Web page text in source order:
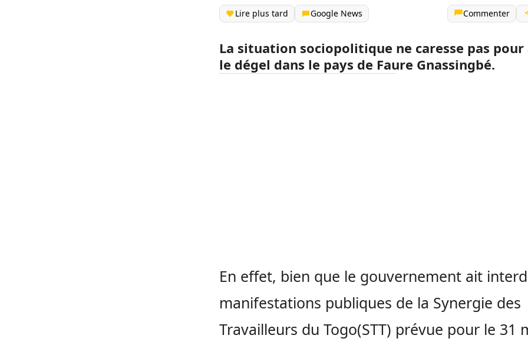
Lire plus tard
Google News Commenter
La situation sociopolitique ne caresse pas
le dégel dans le pays de Faure Gnassingbé.
En effet, bien que le gouvernement ait
manifestations publiques de la Synergie des
Travailleurs du Togo(STT) prévue pour le 31